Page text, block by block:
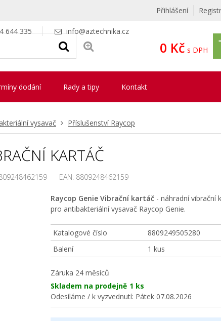
Přihlášení
644 335 info@aztechnika.cz
0 Kč s DPH
dodání Rady a tipy Kontakt
vysavač Příslušenství Raycop
KARTÁČ
EAN: 8809248462159
Raycop Genie Vibrační kartáč- náhradní vibrační
pro antibakteriální vysavač Raycop Genie.
Katalogové číslo
8809249505280
Balení
1 kus
Záruka 24 měsíců
Skladem na prodejně 1 ks
Odesíláme / k vyzvednutí: Pátek 07.08.2026